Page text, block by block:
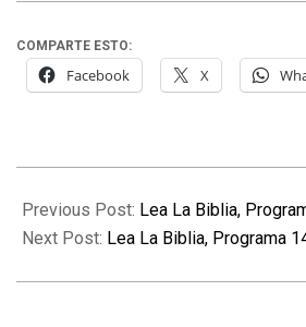
COMPARTE ESTO:
Facebook X
08-
05
Previous Post: Lea La Biblia,
Next Post: Lea La Biblia, Programa